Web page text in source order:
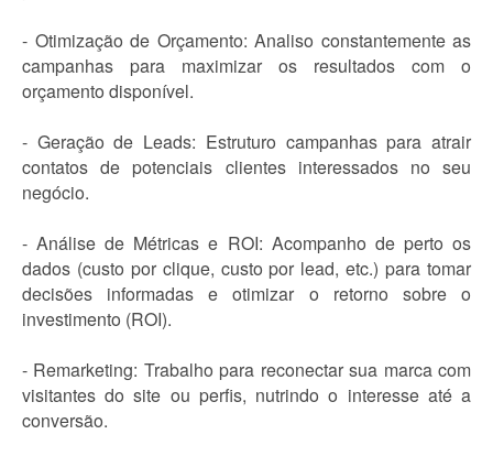
- Otimização de Orçamento: Analiso constantemente as
campanhas para maximizar os resultados com o
orçamento disponível.
- Geração de Leads: Estruturo campanhas para atrair
contatos de potenciais clientes interessados no seu
negócio.
- Análise de Métricas e ROI: Acompanho de perto os
dados (custo por clique, custo por lead, etc.) para tomar
decisões informadas e otimizar o retorno sobre o
investimento (ROI).
- Remarketing: Trabalho para reconectar sua marca com
visitantes do site ou perfis, nutrindo o interesse até a
conversão.